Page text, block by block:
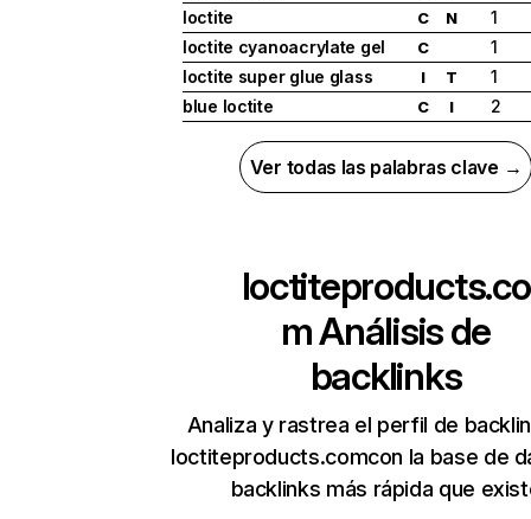
loctite
C N
1
loctite cyanoacrylate gel
C
1
loctite super glue glass
I T
1
blue loctite
C I 2
Ver todas las palabras clave →
loctiteproducts.co
mAnálisis de
backlinks
Analiza y rastrea el perfil de
loctiteproducts.comcon la base de
backlinks más rápida que